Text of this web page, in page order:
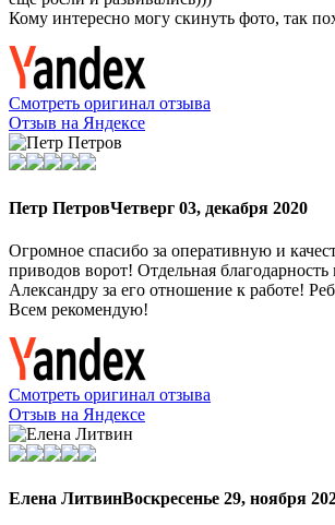
Кому интересно могу скинуть фото, так
Смотреть оригинал отзыва
Отзыв на Яндексе
Петр ПетровЧетверг 03, декабря 2020
Огромное спасибо за оперативную и
приводов ворот! Отдельная
Александру за его отношение к работе!
Всем рекомендую!
Смотреть оригинал отзыва
Отзыв на Яндексе
Елена ЛитвинВоскресенье 29, ноября